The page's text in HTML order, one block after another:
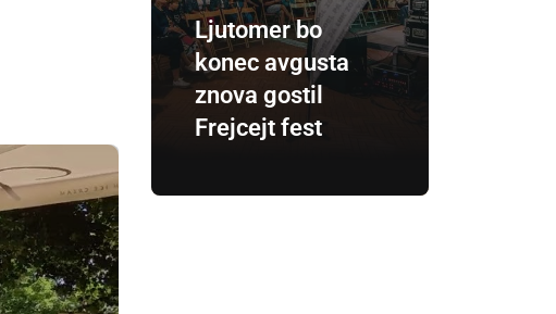
Ljutomer bo
konec avgusta
znova gostil
Frejcejt fest